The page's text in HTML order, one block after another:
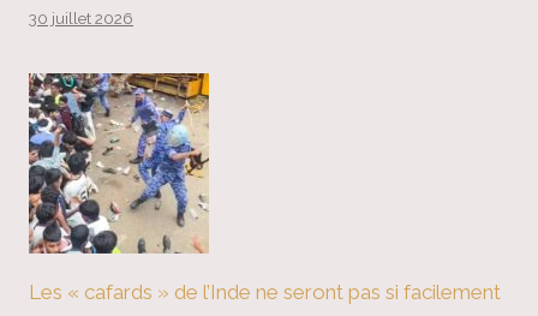
30 juillet 2026
Les « cafards » de l’Inde ne seront pas si facilement